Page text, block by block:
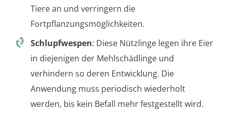
Tiere an und verringern die
Fortpflanzungsmöglichkeiten.
Schlupfwespen: Diese Nützlinge legen ihre Eier
in diejenigen der Mehlschädlinge und
verhindern so deren Entwicklung. Die
Anwendung muss periodisch wiederholt
werden, bis kein Befall mehr festgestellt wird.